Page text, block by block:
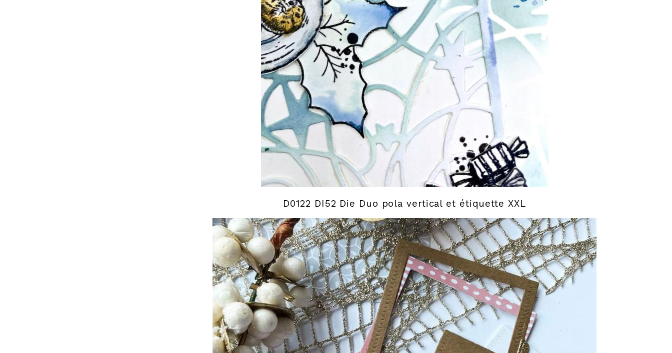
D0122 DI52 Die Duo pola vertical et étiquette XXL